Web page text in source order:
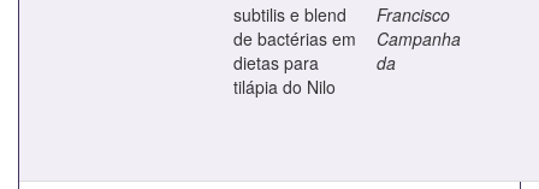
subtilis e blend
de bactérias em
dietas para
tilápia do Nilo
Francisco
Campanha
da